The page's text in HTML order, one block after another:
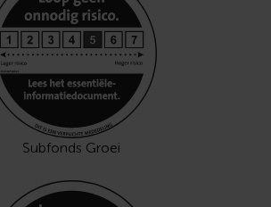
Subfonds Groei